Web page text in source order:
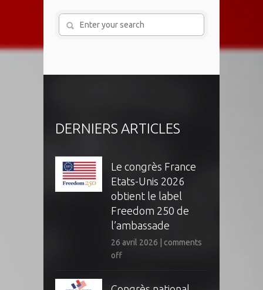
DERNIERS ARTICLES
Le congrès France
Etats-Unis 2026
obtient le label
Freedom 250 de
l’ambassade
26 avril 2026 | comments
off